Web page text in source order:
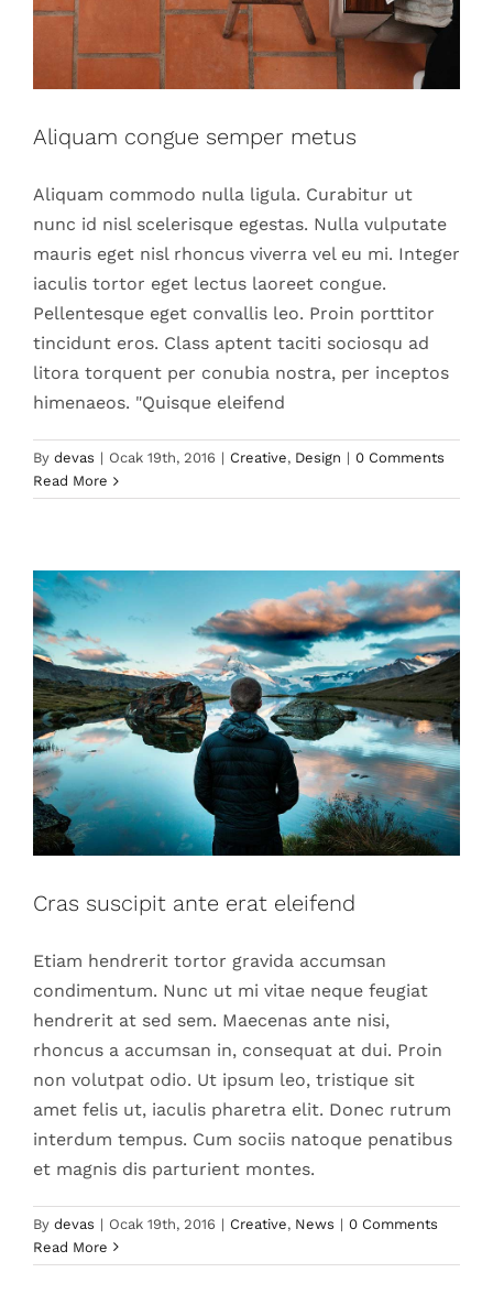
Aliquam congue semper metus
Aliquam commodo nulla ligula. Curabitur ut
nunc id nisl scelerisque egestas. Nulla vulputate
mauris eget nisl rhoncus viverra vel eu mi. Integer
iaculis tortor eget lectus laoreet congue.
Pellentesque eget convallis leo. Proin porttitor
tincidunt eros. Class aptent taciti sociosqu ad
litora torquent per conubia nostra, per inceptos
himenaeos. "Quisque eleifend
By devas | Ocak 19th, 2016 | Creative, Design | 0 Comments
Read More
Cras suscipit ante erat eleifend
Cras suscipit ante erat eleifend
Etiam hendrerit tortor gravida accumsan
condimentum. Nunc ut mi vitae neque feugiat
hendrerit at sed sem. Maecenas ante nisi,
rhoncus a accumsan in, consequat at dui. Proin
non volutpat odio. Ut ipsum leo, tristique sit
amet felis ut, iaculis pharetra elit. Donec rutrum
interdum tempus. Cum sociis natoque penatibus
et magnis dis parturient montes.
By devas | Ocak 19th, 2016 | Creative, News | 0 Comments
Read More
eget ut sapien